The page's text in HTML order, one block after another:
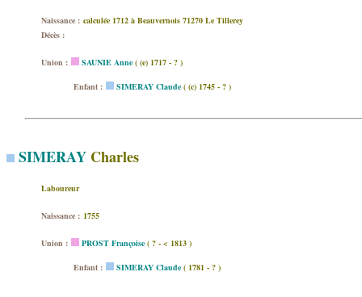
Naissance : calculée 1712 à Beauvernois 71270 Le Tillerey
Décès :
Union : SAUNIE Anne ( (e) 1717 - ? )
Enfant : SIMERAY Claude ( (c) 1745 - ? )
SIMERAY Charles
Laboureur
Naissance : 1755
Union : PROST Françoise ( ? - < 1813 )
Enfant : SIMERAY Claude ( 1781 - ? )